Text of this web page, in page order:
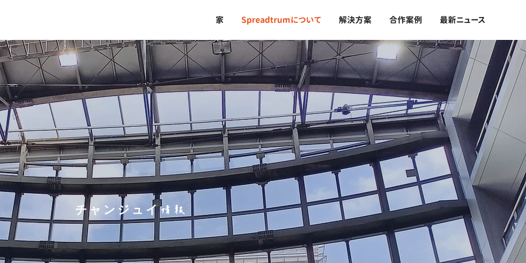
家 Spreadtrumについて 解決方案 合作案例 最新ニュース
チャンジュイ情報